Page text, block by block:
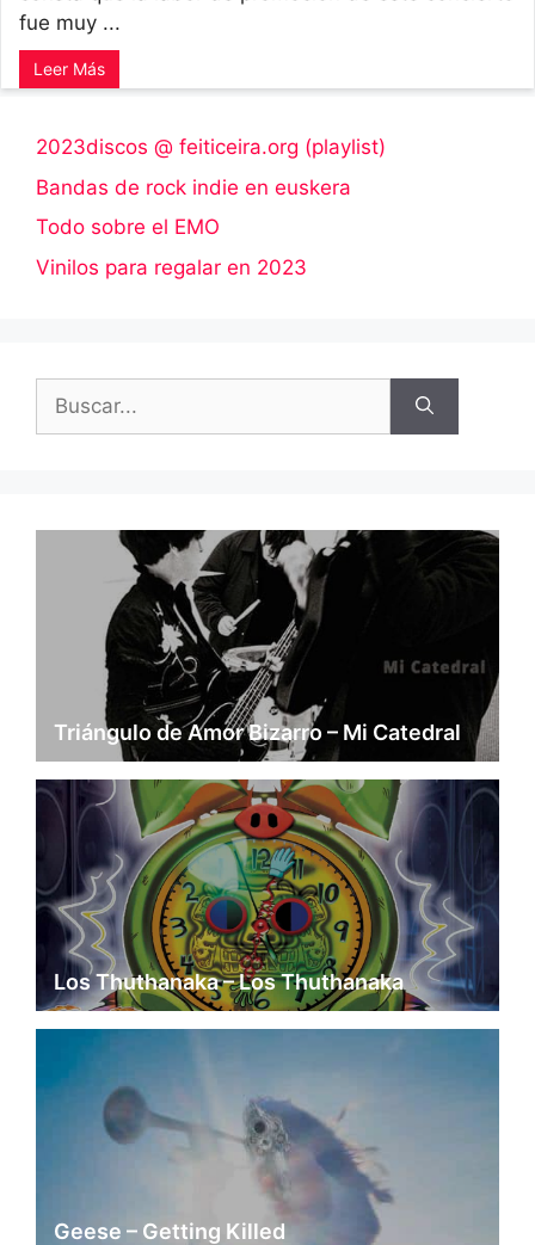
fue muy ...
Leer Más
2023discos @ feiticeira.org (playlist)
Bandas de rock indie en euskera
Todo sobre el EMO
Vinilos para regalar en 2023
Triángulo de Amor Bizarro – Mi Catedral
Los Thuthanaka – Los Thuthanaka
Geese – Getting Killed